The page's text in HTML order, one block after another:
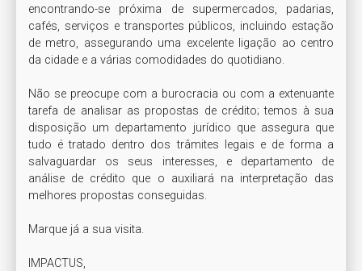
encontrando-se próxima de supermercados, padarias,
cafés, serviços e transportes públicos, incluindo estação
de metro, assegurando uma excelente ligação ao centro
da cidade e a várias comodidades do quotidiano.
Não se preocupe com a burocracia ou com a extenuante
tarefa de analisar as propostas de crédito; temos à sua
disposição um departamento jurídico que assegura que
tudo é tratado dentro dos trâmites legais e de forma a
salvaguardar os seus interesses, e departamento de
análise de crédito que o auxiliará na interpretação das
melhores propostas conseguidas.
Marque já a sua visita.
IMPACTUS,